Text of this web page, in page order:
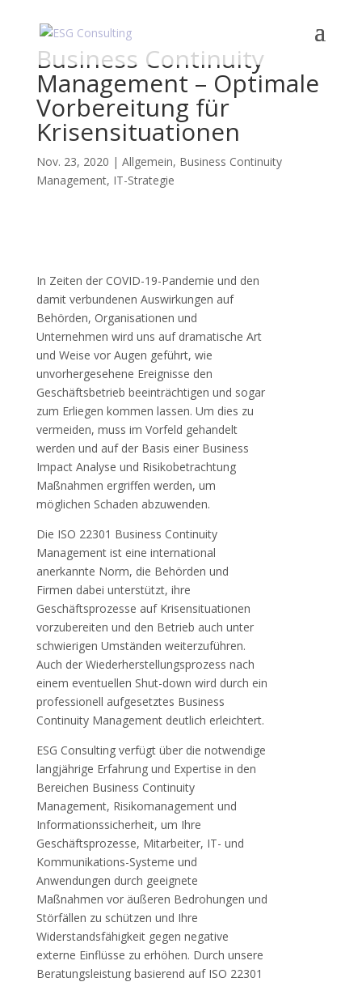
Business Continuity
Management – Optimale
Vorbereitung für
Krisensituationen
Nov. 23, 2020 | Allgemein, Business Continuity
Management, IT-Strategie
In Zeiten der COVID-19-Pandemie und den
damit verbundenen Auswirkungen auf
Behörden, Organisationen und
Unternehmen wird uns auf dramatische Art
und Weise vor Augen geführt, wie
unvorhergesehene Ereignisse den
Geschäftsbetrieb beeinträchtigen und sogar
zum Erliegen kommen lassen. Um dies zu
vermeiden, muss im Vorfeld gehandelt
werden und auf der Basis einer Business
Impact Analyse und Risikobetrachtung
Maßnahmen ergriffen werden, um
möglichen Schaden abzuwenden.
Die ISO 22301 Business Continuity
Management ist eine international
anerkannte Norm, die Behörden und
Firmen dabei unterstützt, ihre
Geschäftsprozesse auf Krisensituationen
vorzubereiten und den Betrieb auch unter
schwierigen Umständen weiterzuführen.
Auch der Wiederherstellungsprozess nach
einem eventuellen Shut-down wird durch ein
professionell aufgesetztes Business
Continuity Management deutlich erleichtert.
ESG Consulting verfügt über die notwendige
langjährige Erfahrung und Expertise in den
Bereichen Business Continuity
Management, Risikomanagement und
Informationssicherheit, um Ihre
Geschäftsprozesse, Mitarbeiter, IT- und
Kommunikations-Systeme und
Anwendungen durch geeignete
Maßnahmen vor äußeren Bedrohungen und
Störfällen zu schützen und Ihre
Widerstandsfähigkeit gegen negative
externe Einflüsse zu erhöhen. Durch unsere
Beratungsleistung basierend auf ISO 22301